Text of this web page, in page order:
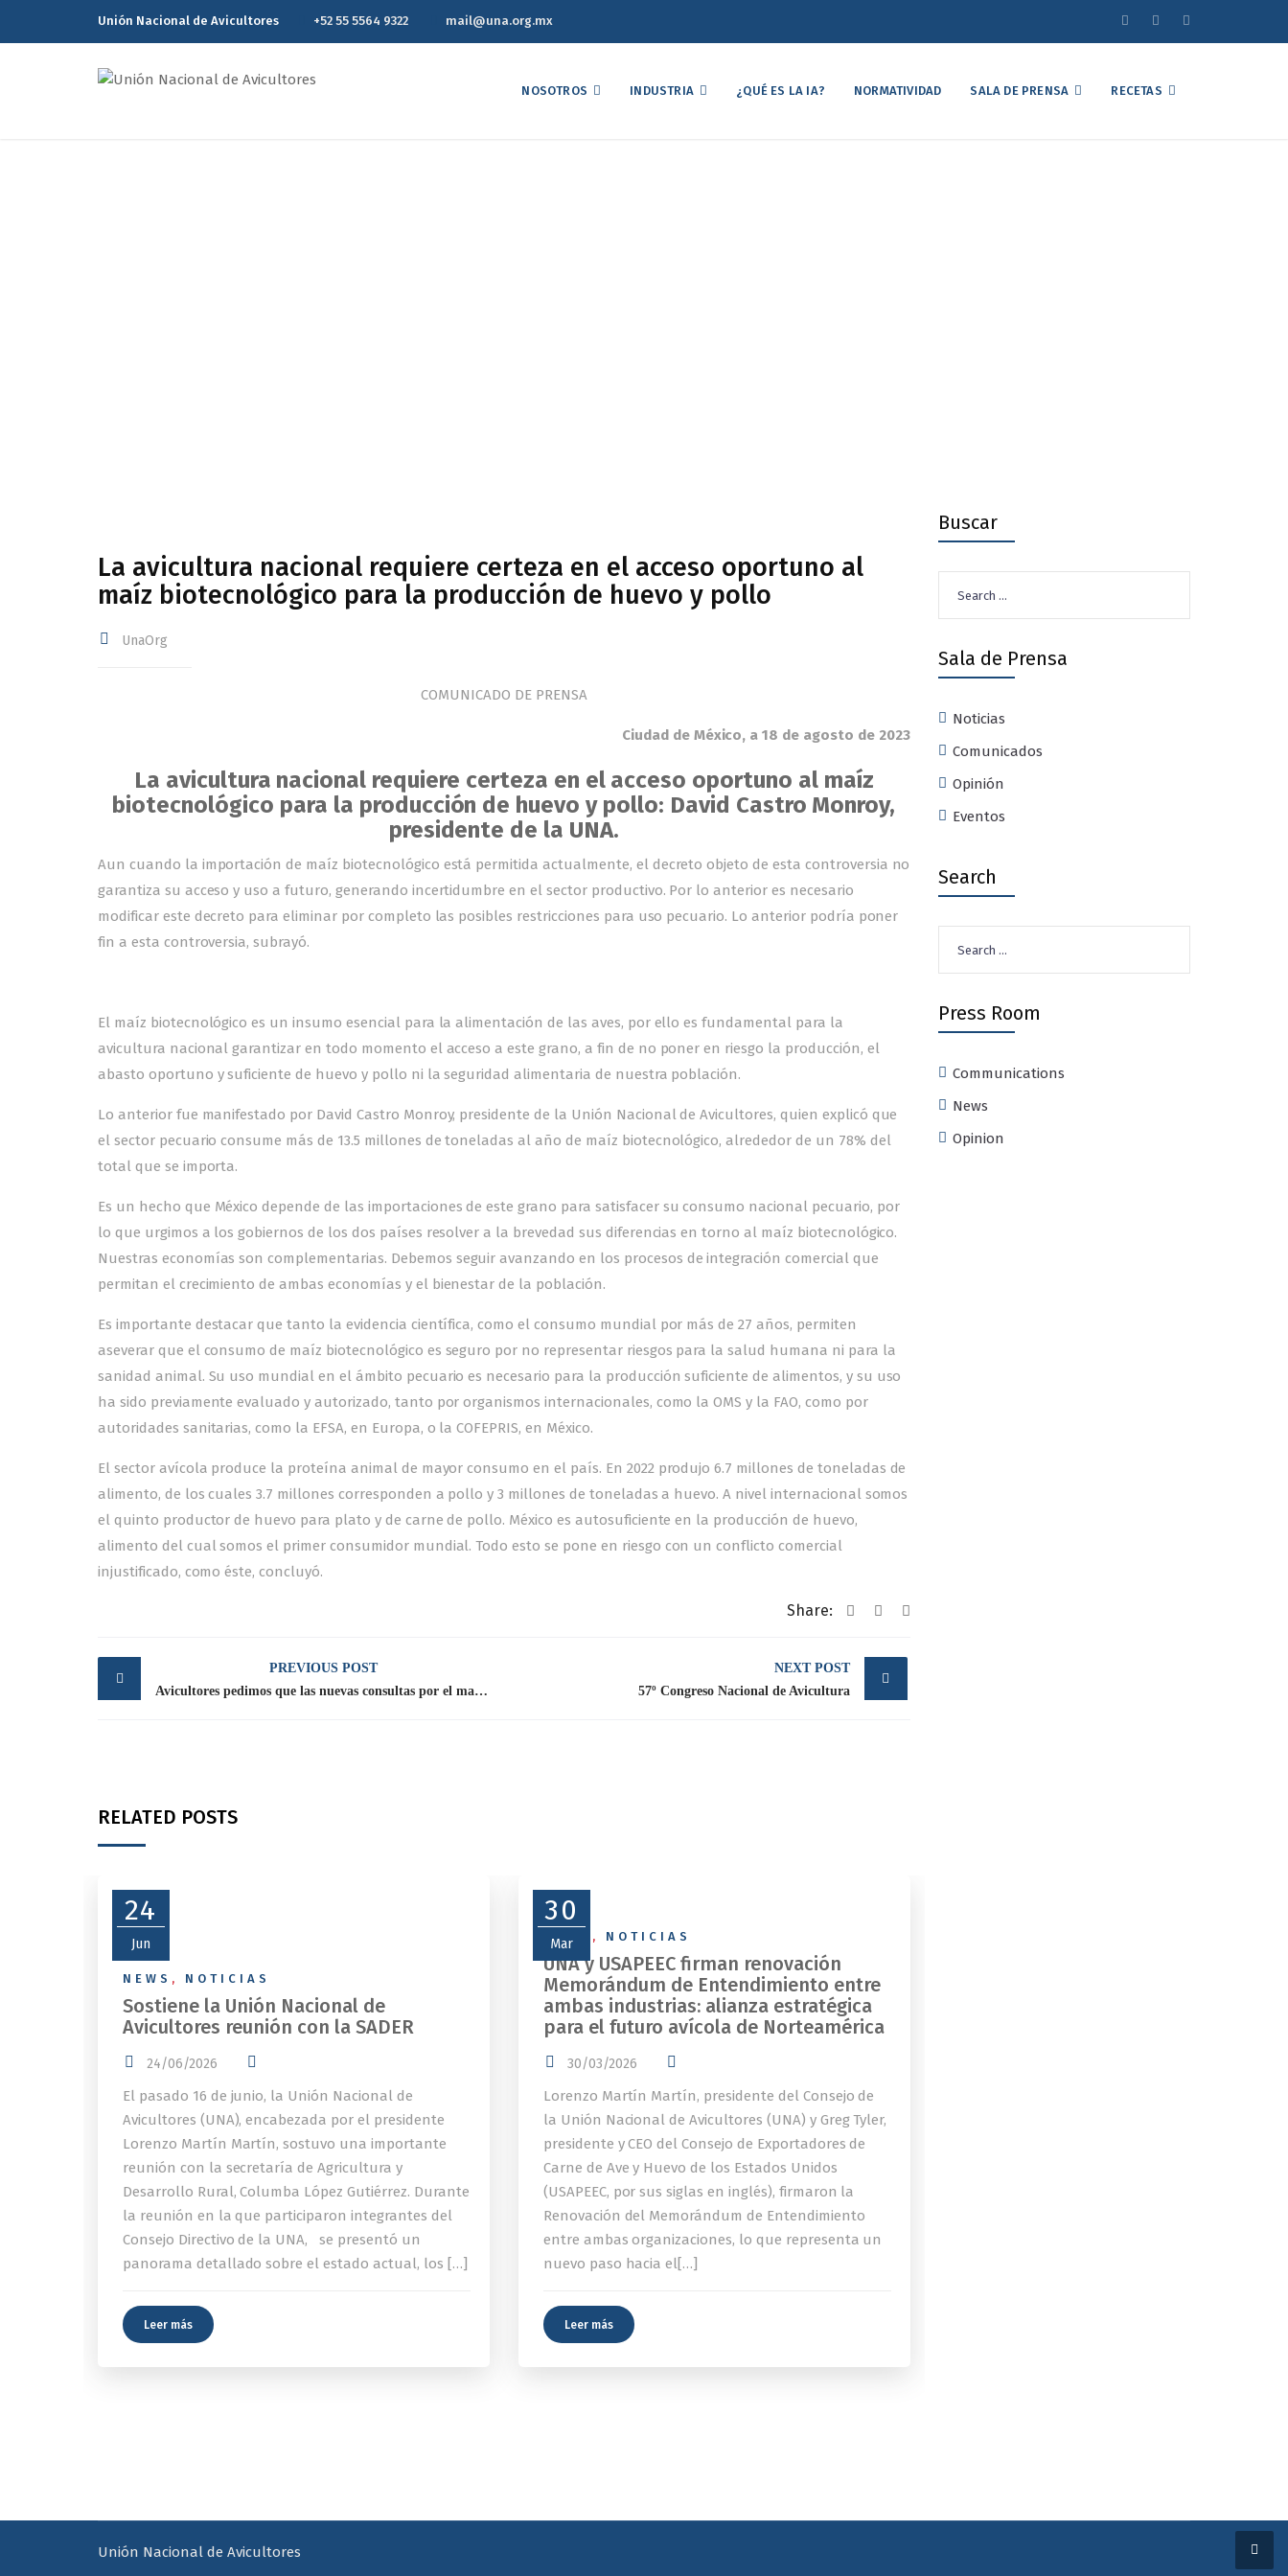
Unión Nacional de Avicultores +52 55 5564 9322 mail@una.org.mx
NOSOTROS INDUSTRIA ¿QUÉ ES LA IA? NORMATIVIDAD SALA DE PRENSA RECETAS
La avicultura nacional requiere certeza en el acceso oportuno al
maíz biotecnológico para la producción de huevo y pollo
UnaOrg
COMUNICADO DE PRENSA
Ciudad de México, a 18 de agosto de 2023
La avicultura nacional requiere certeza en el acceso oportuno al maíz
biotecnológico para la producción de huevo y pollo: David Castro Monroy,
presidente de la UNA.
Aun cuando la importación de maíz biotecnológico está permitida actualmente, el decreto objeto de esta controversia no
garantiza su acceso y uso a futuro, generando incertidumbre en el sector productivo. Por lo anterior es necesario
modificar este decreto para eliminar por completo las posibles restricciones para uso pecuario. Lo anterior podría poner
fin a esta controversia, subrayó.
El maíz biotecnológico es un insumo esencial para la alimentación de las aves, por ello es fundamental para la
avicultura nacional garantizar en todo momento el acceso a este grano, a fin de no poner en riesgo la producción, el
abasto oportuno y suficiente de huevo y pollo ni la seguridad alimentaria de nuestra población.
Lo anterior fue manifestado por David Castro Monroy, presidente de la Unión Nacional de Avicultores, quien explicó que
el sector pecuario consume más de 13.5 millones de toneladas al año de maíz biotecnológico, alrededor de un 78% del
total que se importa.
Es un hecho que México depende de las importaciones de este grano para satisfacer su consumo nacional pecuario, por
lo que urgimos a los gobiernos de los dos países resolver a la brevedad sus diferencias en torno al maíz biotecnológico.
Nuestras economías son complementarias. Debemos seguir avanzando en los procesos de integración comercial que
permitan el crecimiento de ambas economías y el bienestar de la población.
Es importante destacar que tanto la evidencia científica, como el consumo mundial por más de 27 años, permiten
aseverar que el consumo de maíz biotecnológico es seguro por no representar riesgos para la salud humana ni para la
sanidad animal. Su uso mundial en el ámbito pecuario es necesario para la producción suficiente de alimentos, y su uso
ha sido previamente evaluado y autorizado, tanto por organismos internacionales, como la OMS y la FAO, como por
autoridades sanitarias, como la EFSA, en Europa, o la COFEPRIS, en México.
El sector avícola produce la proteína animal de mayor consumo en el país. En 2022 produjo 6.7 millones de toneladas de
alimento, de los cuales 3.7 millones corresponden a pollo y 3 millones de toneladas a huevo. A nivel internacional somos
el quinto productor de huevo para plato y de carne de pollo. México es autosuficiente en la producción de huevo,
alimento del cual somos el primer consumidor mundial. Todo esto se pone en riesgo con un conflicto comercial
injustificado, como éste, concluyó.
Share:
Post
navigation
PREVIOUS POST
Avicultores pedimos que las nuevas consultas por el maíz americano resuelvan este diferendo
NEXT POST
57º Congreso Nacional de Avicultura
RELATED POSTS
24
Jun
NEWS , NOTICIAS
Sostiene la Unión Nacional de
Avicultores reunión con la SADER
24/06/2026
El pasado 16 de junio, la Unión Nacional de
Avicultores (UNA), encabezada por el presidente
Lorenzo Martín Martín, sostuvo una importante
reunión con la secretaría de Agricultura y
Desarrollo Rural, Columba López Gutiérrez. Durante
la reunión en la que participaron integrantes del
Consejo Directivo de la UNA, se presentó un
panorama detallado sobre el estado actual, los […]
Leer más
30
Mar
NEWS , NOTICIAS
UNA y USAPEEC firman renovación
Memorándum de Entendimiento entre
ambas industrias: alianza estratégica
para el futuro avícola de Norteamérica
30/03/2026
Lorenzo Martín Martín, presidente del Consejo de
la Unión Nacional de Avicultores (UNA) y Greg Tyler,
presidente y CEO del Consejo de Exportadores de
Carne de Ave y Huevo de los Estados Unidos
(USAPEEC, por sus siglas en inglés), firmaron la
Renovación del Memorándum de Entendimiento
entre ambas organizaciones, lo que representa un
nuevo paso hacia el[…]
Leer más
Buscar
for:
Sala de Prensa
Noticias
Comunicados
Opinión
Eventos
Search
for:
Press Room
Communications
News
Opinion
Unión Nacional de Avicultores